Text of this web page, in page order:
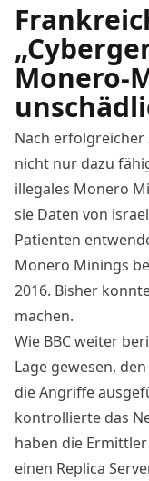
Monero-
Nach
nicht nur dazu
illegales Monero
sie Daten von
Patienten
Monero Minings
2016. Bisher
machen.
Wie BBC weiter
Lage gewesen,
die Angriffe
kontrollierte das
haben die
einen Replica